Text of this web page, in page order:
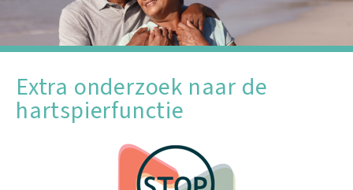
Extra onderzoek naar de
hartspierfunctie